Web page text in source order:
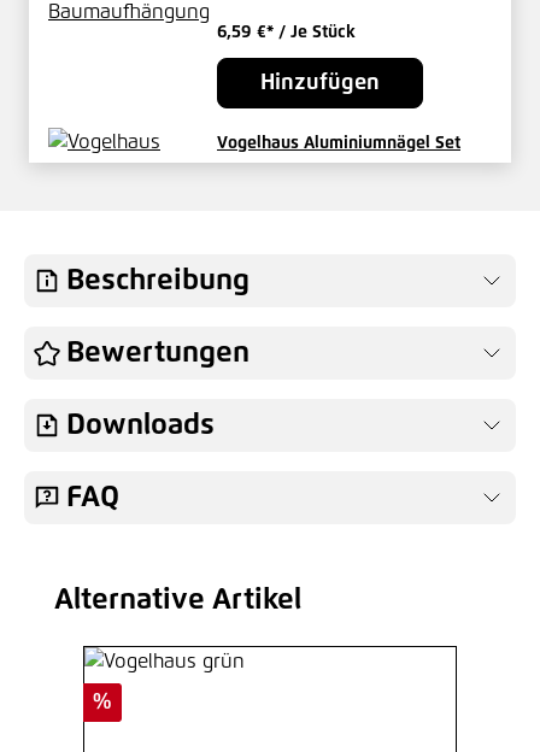
6,59 €* / Je Stück
Hinzufügen
Vogelhaus Aluminiumnägel Set
Beschreibung
Bewertungen
Downloads
FAQ
Produktgalerie überspringen
Alternative Artikel
Rabatt
%